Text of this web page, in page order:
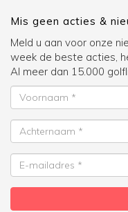
Mis geen acties &
Meld u aan voor onze
week de beste acties,
Al meer dan 15.000
Voornaam
Achternaam
E-
mailadres